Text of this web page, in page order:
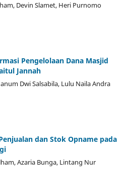
Devin Slamet, Heri Purnomo
Pengelolaan Dana Masjid
Jannah
Dwi Salsabila, Lulu Naila Andra
dan Stok Opname pada
Azaria Bunga, Lintang Nur